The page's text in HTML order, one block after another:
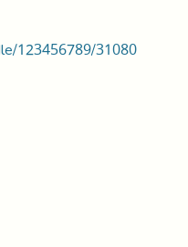
123456789/31080